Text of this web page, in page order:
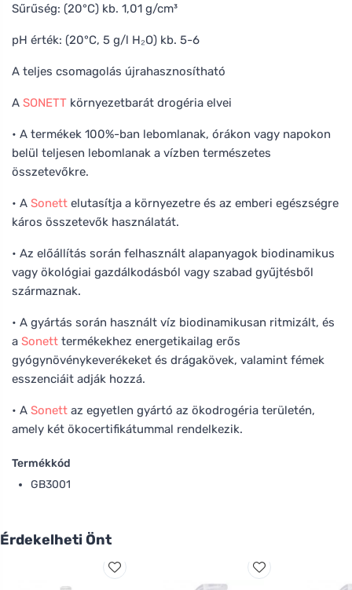
Sűrűség: (20°C) kb. 1,01 g/cm³
pH érték: (20°C, 5 g/l H₂O) kb. 5-6
A teljes csomagolás újrahasznosítható
A SONETT környezetbarát drogéria elvei
• A termékek 100%-ban lebomlanak, órákon vagy napokon
belül teljesen lebomlanak a vízben természetes
összetevőkre.
• A Sonett elutasítja a környezetre és az emberi egészségre
káros összetevők használatát.
• Az előállítás során felhasznált alapanyagok biodinamikus
vagy ökológiai gazdálkodásból vagy szabad gyűjtésből
származnak.
• A gyártás során használt víz biodinamikusan ritmizált, és
a Sonett termékekhez energetikailag erős
gyógynövénykeverékeket és drágakövek, valamint fémek
esszenciáit adják hozzá.
• A Sonett az egyetlen gyártó az ökodrogéria területén,
amely két ökocertifikátummal rendelkezik.
Termékkód
GB3001
Érdekelheti Önt